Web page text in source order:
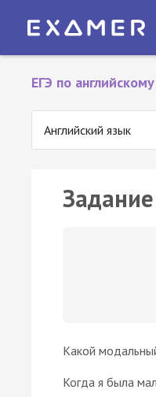
ЕГЭ по
Английский язык
Какой
Когда я была